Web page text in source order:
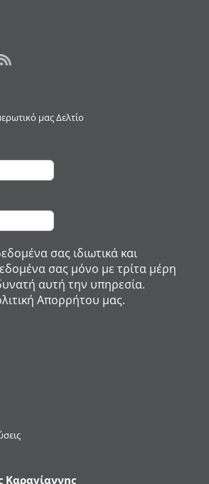
μας Δελτίο
σας ιδιωτικά και
σας μόνο με τρίτα μέρη
αυτή την υπηρεσία.
Απορρήτου μας.
Καραγίαννης